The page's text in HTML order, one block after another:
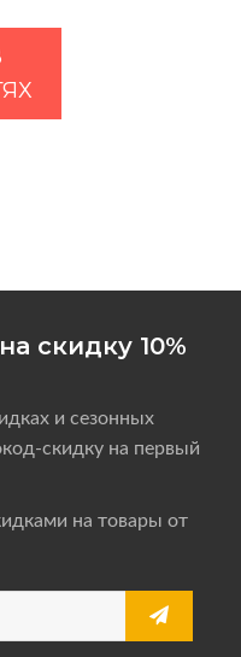
скидку 10%
и сезонных
скидку на первый
на товары от